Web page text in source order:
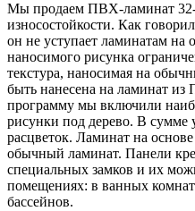
Мы продаем ПВХ-ламинат 32-
износостойкости. Как
он не уступает ламинатам
наносимого рисунка
текстура, наносимая на
быть нанесена на ламинат
программу мы включили
рисунки под дерево. В сумме
расцветок. Ламинат на
обычный ламинат. Панели
специальных замков и их
помещениях: в ванных
бассейнов.